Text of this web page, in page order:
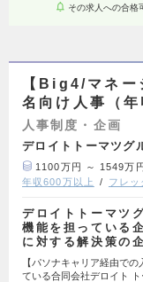
その求人への合格
【Big4/マネー
名向け人事（
人事制度・企画
デロイトトーマツグ
1100万円 ～ 1549万
年収600万以上
フレッ
デロイトトーマツ
機能を担っている
に対する解決策の
【パソナキャリア経由で
ている合同会社デロイト